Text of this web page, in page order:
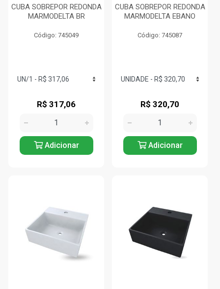
CUBA SOBREPOR REDONDA
MARMODELTA BR
Código: 745049
R$ 317,06
Adicionar
CUBA SOBREPOR REDONDA
MARMODELTA EBANO
Código: 745087
R$ 320,70
Adicionar